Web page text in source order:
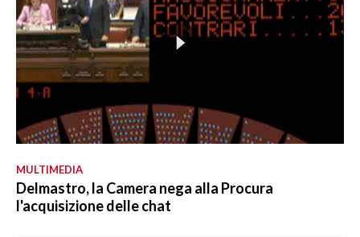
MULTIMEDIA
Delmastro, la Camera nega alla Procura
l'acquisizione delle chat